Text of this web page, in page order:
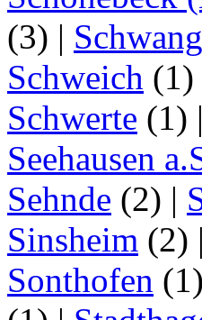
(3) |
Schweich (1)
Schwerte (1) |
Seehausen
Sehnde (2) |
Sinsheim (2) |
Sonthofen (1)